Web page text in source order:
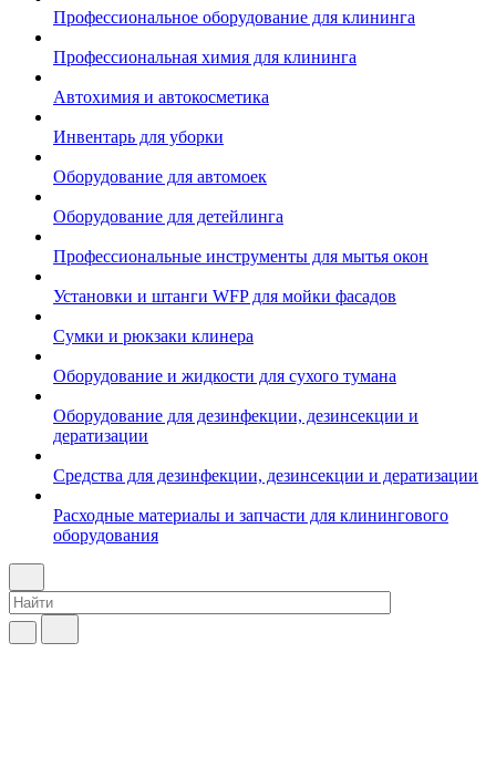
Профессиональное оборудование для клининга
Профессиональная химия для клининга
Автохимия и автокосметика
Инвентарь для уборки
Оборудование для автомоек
Оборудование для детейлинга
Профессиональные инструменты для мытья окон
Установки и штанги WFP для мойки фасадов
Сумки и рюкзаки клинера
Оборудование и жидкости для сухого тумана
Оборудование для дезинфекции, дезинсекции и
дератизации
Средства для дезинфекции, дезинсекции и дератизации
Расходные материалы и запчасти для клинингового
оборудования